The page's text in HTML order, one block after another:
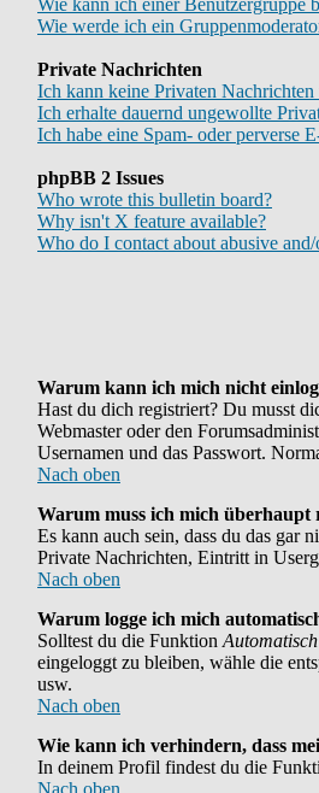
Wie kann ich einer Benutzergruppe
Wie werde ich ein
Private Nachrichten
Ich kann keine Privaten Nachrichten
Ich erhalte dauernd ungewollte
Ich habe eine Spam- oder perverse
phpBB 2 Issues
Who wrote this bulletin board?
Why isn't X feature available?
Who do I contact about abusive
Warum kann ich mich nicht
Hast du dich registriert? Du musst
Webmaster oder den
Usernamen und das Passwort.
Nach oben
Warum muss ich mich überhaupt
Es kann auch sein, dass du das gar
Private Nachrichten, Eintritt in
Nach oben
Warum logge ich mich
Solltest du die Funktion
eingeloggt zu bleiben, wähle die
usw.
Nach oben
Wie kann ich verhindern, dass
In deinem Profil findest du die
Nach oben